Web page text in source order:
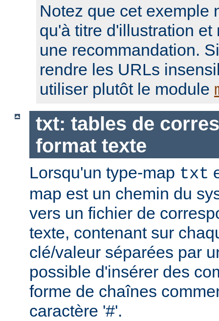
Notez que cet exemple
qu'à titre d'illustration et
une recommandation.
rendre les URLs
utiliser plutôt le module
txt: tables de
format texte
Lorsqu'un type-map txt
map est un chemin du
vers un fichier de
texte, contenant sur
clé/valeur séparées par
possible d'insérer des
forme de chaînes
caractère '#'.